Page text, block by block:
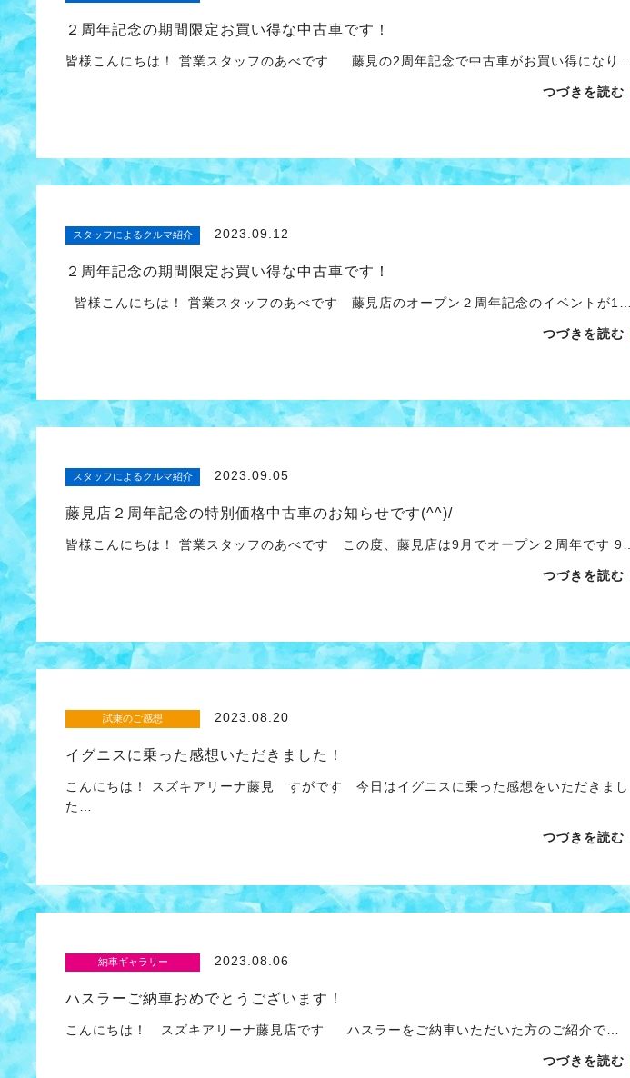
２周年記念の期間限定お買い得な中古車です！
皆様こんにちは！ 営業スタッフのあべです 藤見の2周年記念で中古車がお買い得になり…
つづきを読む
スタッフによるクルマ紹介 2023.09.12
２周年記念の期間限定お買い得な中古車です！
皆様こんにちは！ 営業スタッフのあべです 藤見店のオープン２周年記念のイベントが1…
つづきを読む
スタッフによるクルマ紹介 2023.09.05
藤見店２周年記念の特別価格中古車のお知らせです(^^)/
皆様こんにちは！ 営業スタッフのあべです この度、藤見店は9月でオープン２周年です 9…
つづきを読む
試乗のご感想 2023.08.20
イグニスに乗った感想いただきました！
こんにちは！ スズキアリーナ藤見 すがです 今日はイグニスに乗った感想をいただきまし
た…
つづきを読む
納車ギャラリー 2023.08.06
ハスラーご納車おめでとうございます！
こんにちは！ スズキアリーナ藤見店です ハスラーをご納車いただいた方のご紹介で…
つづきを読む